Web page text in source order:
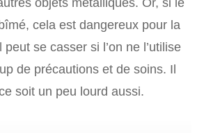
cela est dangereux pour la
se casser si l’on ne l’utilise
de précautions et de soins. Il
soit un peu lourd aussi.